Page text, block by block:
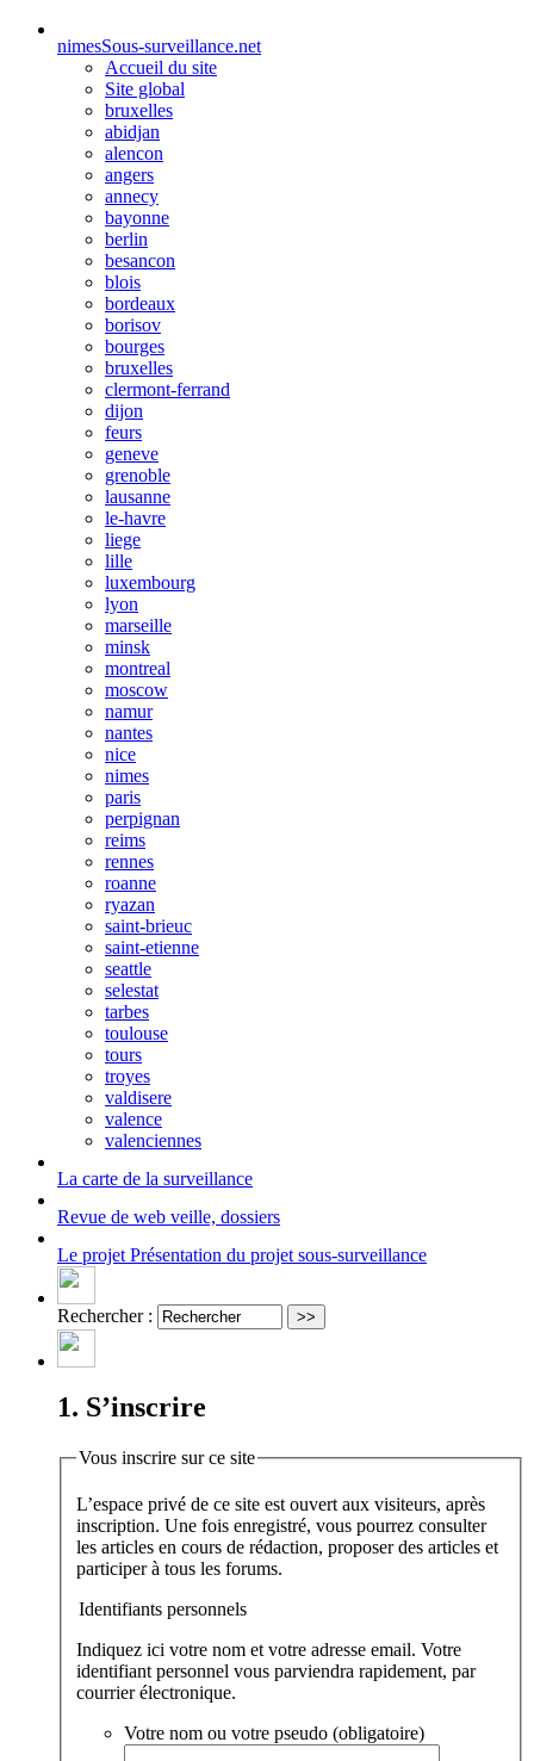
nimesSous-surveillance.net
Accueil du site
Site global
bruxelles
abidjan
alencon
angers
annecy
bayonne
berlin
besancon
blois
bordeaux
borisov
bourges
bruxelles
clermont-ferrand
dijon
feurs
geneve
grenoble
lausanne
le-havre
liege
lille
luxembourg
lyon
marseille
minsk
montreal
moscow
namur
nantes
nice
nimes
paris
perpignan
reims
rennes
roanne
ryazan
saint-brieuc
saint-etienne
seattle
selestat
tarbes
toulouse
tours
troyes
valdisere
valence
valenciennes
La carte de la surveillance
Revue de web veille, dossiers
Le projet Présentation du projet sous-surveillance
Rechercher :
1. S’inscrire
Vous inscrire sur ce site
L’espace privé de ce site est ouvert aux visiteurs, après
inscription. Une fois enregistré, vous pourrez consulter
les articles en cours de rédaction, proposer des articles et
participer à tous les forums.
Identifiants personnels
Indiquez ici votre nom et votre adresse email. Votre
identifiant personnel vous parviendra rapidement, par
courrier électronique.
Votre nom ou votre pseudo (obligatoire)